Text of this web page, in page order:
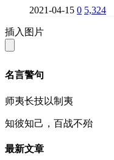
2021-04-15 0 5,324
插入图片
名言警句
师夷长技以制夷
知彼知己，百战不殆
最新文章